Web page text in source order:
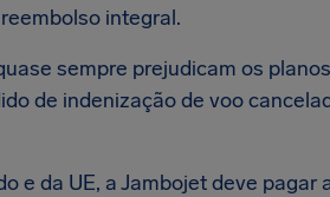
integral.
sempre prejudicam os
de indenização de voo
e da UE, a Jambojet deve pagar